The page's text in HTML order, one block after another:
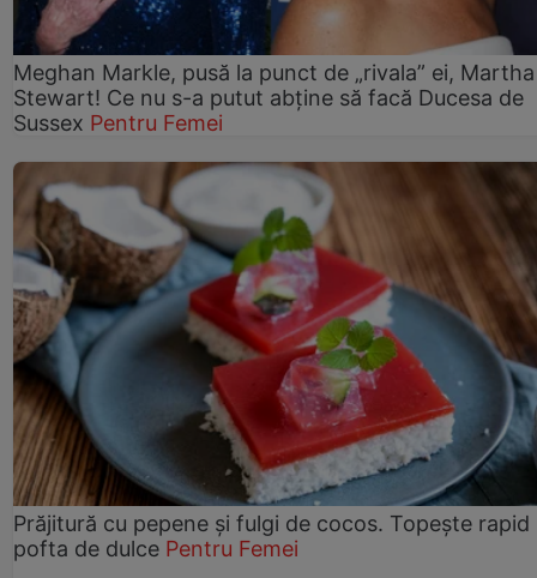
Meghan Markle, pusă la punct de „rivala” ei, Martha
Stewart! Ce nu s-a putut abține să facă Ducesa de
Sussex Pentru Femei
Prăjitură cu pepene şi fulgi de cocos. Topește rapid
pofta de dulce Pentru Femei